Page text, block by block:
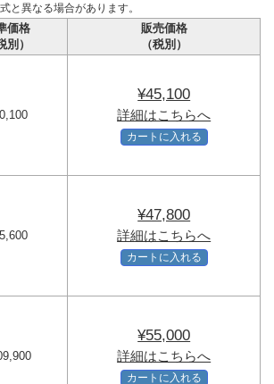
と異なる場合があります。
価格
別）
販売価格
（税別）
¥45,100
詳細はこちらへ
カートに入れる
¥47,800
詳細はこちらへ
カートに入れる
¥55,000
詳細はこちらへ
カートに入れる